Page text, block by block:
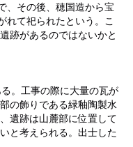
、その後、穂国造から宝
れて祀られたという。こ
跡があるのではないかと
。工事の際に大量の瓦が
の飾りである緑釉陶製水
遺跡は山麓部に位置して
と考えられる。出士した